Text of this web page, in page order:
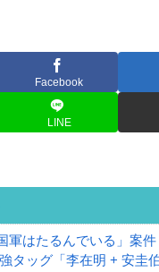
Facebook
LINE
国軍はたるんでいる」案
タッグ「李在明 + 安圭伯